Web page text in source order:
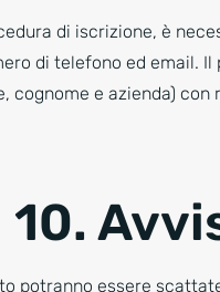
di iscrizione, è
di telefono ed email.
cognome e azienda)
10.
potranno essere